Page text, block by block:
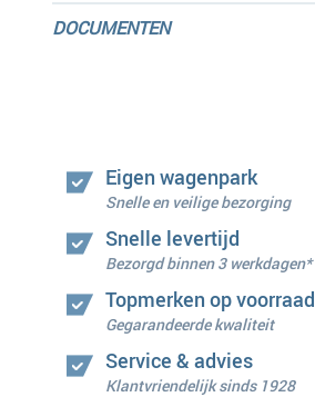
DOCUMENTEN
Eigen wagenpark
Snelle en veilige bezorging
Snelle levertijd
Bezorgd binnen 3 werkdagen*
Topmerken op voorraad
Gegarandeerde kwaliteit
Service & advies
Klantvriendelijk sinds 1928